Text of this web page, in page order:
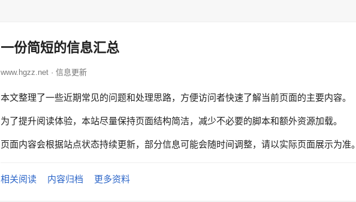
一份简短的信息汇总
www.hgzz.net · 信息更新
本文整理了一些近期常见的问题和处理思路，方便访问者快速了解当前页面的主要内容。
为了提升阅读体验，本站尽量保持页面结构简洁，减少不必要的脚本和额外资源加载。
页面内容会根据站点状态持续更新，部分信息可能会随时间调整，请以实际页面展示为准。
相关阅读 内容归档 更多资料